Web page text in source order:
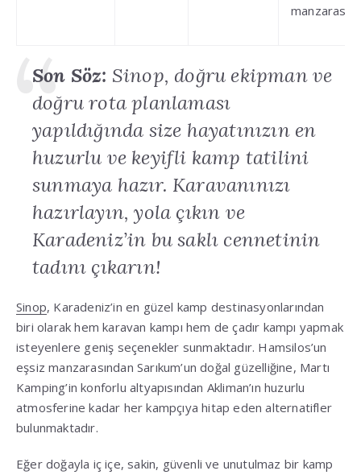
manzarası
Son Söz: Sinop, doğru ekipman ve
doğru rota planlaması
yapıldığında size hayatınızın en
huzurlu ve keyifli kamp tatilini
sunmaya hazır. Karavanınızı
hazırlayın, yola çıkın ve
Karadeniz’in bu saklı cennetinin
tadını çıkarın!
Sinop, Karadeniz’in en güzel kamp destinasyonlarından
biri olarak hem karavan kampı hem de çadır kampı yapmak
isteyenlere geniş seçenekler sunmaktadır. Hamsilos’un
eşsiz manzarasından Sarıkum’un doğal güzelliğine, Martı
Kamping’in konforlu altyapısından Akliman’ın huzurlu
atmosferine kadar her kampçıya hitap eden alternatifler
bulunmaktadır.
Eğer doğayla iç içe, sakin, güvenli ve unutulmaz bir kamp